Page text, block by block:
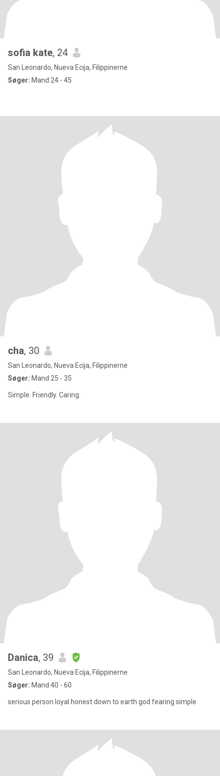
sofia kate, 24
San Leonardo, Nueva Ecija, Filippinerne
Søger: Mand 24 - 45
cha, 30
San Leonardo, Nueva Ecija, Filippinerne
Søger: Mand 25 - 35
Simple. Friendly. Caring.
Danica, 39
San Leonardo, Nueva Ecija, Filippinerne
Søger: Mand 40 - 60
serious person loyal honest down to earth god fearing simple